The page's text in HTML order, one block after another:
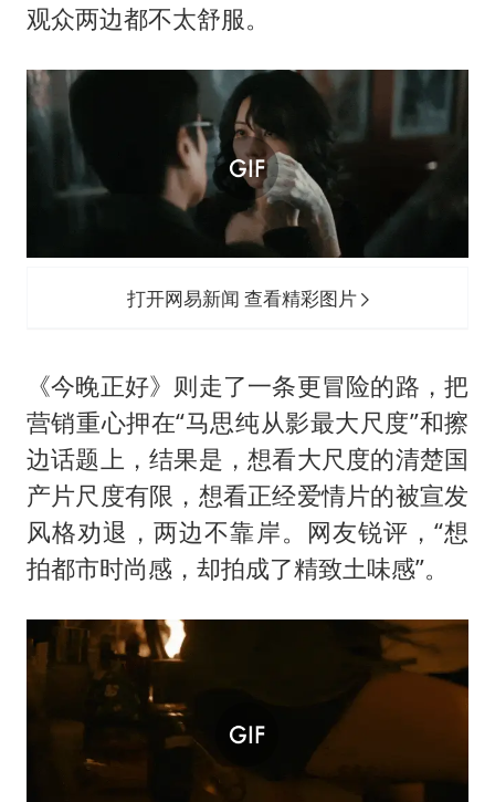
观众两边都不太舒服。
打开网易新闻 查看精彩图片
《今晚正好》则走了一条更冒险的路，把
营销重心押在“马思纯从影最大尺度”和擦
边话题上，结果是，想看大尺度的清楚国
产片尺度有限，想看正经爱情片的被宣发
风格劝退，两边不靠岸。网友锐评，“想
拍都市时尚感，却拍成了精致土味感”。